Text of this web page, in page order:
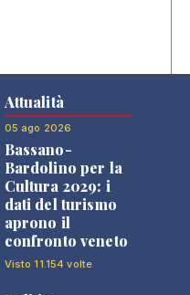
Attualità
05 ago 2026
Bassano-
Bardolino per la
Cultura 2029: i
dati del turismo
aprono il
confronto veneto
Visto 11.154 volte